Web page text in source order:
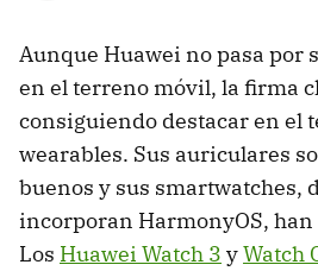
Aunque Huawei no pasa por
en el terreno móvil, la firma
consiguiendo destacar en el
wearables. Sus auriculares
buenos y sus smartwatches,
incorporan HarmonyOS,
Los Huawei Watch 3 yWatch